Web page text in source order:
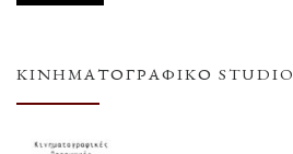
ΚΙΝΗΜΑΤΟΓΡΑΦΙΚΌ STUDIO